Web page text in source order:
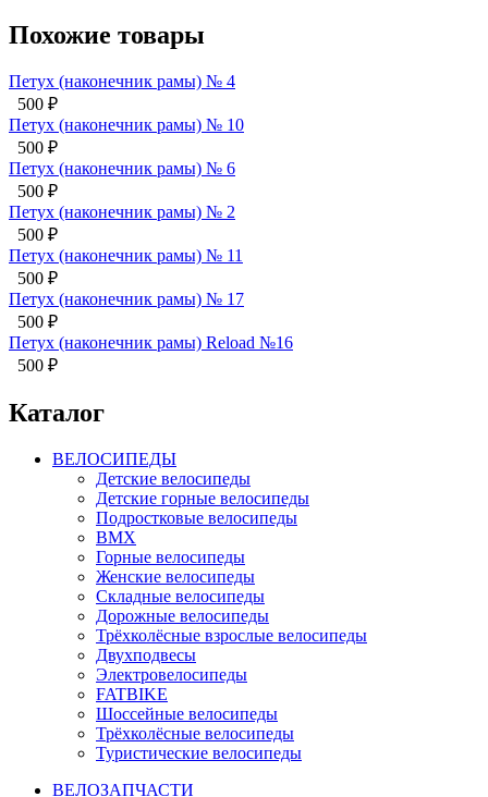
Похожие товары
Петух (наконечник рамы) № 4
500 ₽
Петух (наконечник рамы) № 10
500 ₽
Петух (наконечник рамы) № 6
500 ₽
Петух (наконечник рамы) № 2
500 ₽
Петух (наконечник рамы) № 11
500 ₽
Петух (наконечник рамы) № 17
500 ₽
Петух (наконечник рамы) Reload №16
500 ₽
Каталог
ВЕЛОСИПЕДЫ
Детские велосипеды
Детские горные велосипеды
Подростковые велосипеды
BMX
Горные велосипеды
Женские велосипеды
Складные велосипеды
Дорожные велосипеды
Трёхколёсные взрослые велосипеды
Двухподвесы
Электровелосипеды
FATBIKE
Шоссейные велосипеды
Трёхколёсные велосипеды
Туристические велосипеды
ВЕЛОЗАПЧАСТИ